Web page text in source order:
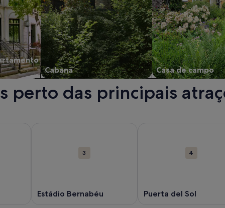
Cabana Casa de campo
perto das principais
3
Estádio Bernabéu
4
Puerta del Sol